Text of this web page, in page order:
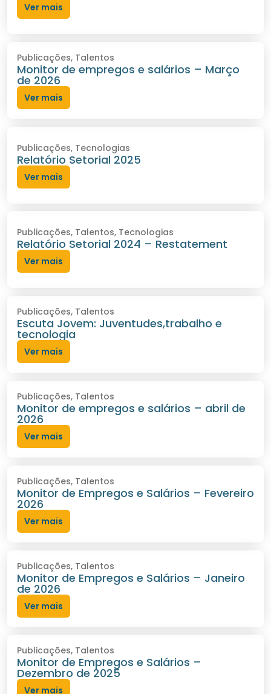
Ver mais
Publicações, Talentos
Monitor de empregos e salários – Março
de 2026
Ver mais
Publicações, Tecnologias
Relatório Setorial 2025
Ver mais
Publicações, Talentos, Tecnologias
Relatório Setorial 2024 – Restatement
Ver mais
Publicações, Talentos
Escuta Jovem: Juventudes,trabalho e
tecnologia
Ver mais
Publicações, Talentos
Monitor de empregos e salários – abril de
2026
Ver mais
Publicações, Talentos
Monitor de Empregos e Salários – Fevereiro
2026
Ver mais
Publicações, Talentos
Monitor de Empregos e Salários – Janeiro
de 2026
Ver mais
Publicações, Talentos
Monitor de Empregos e Salários –
Dezembro de 2025
Ver mais